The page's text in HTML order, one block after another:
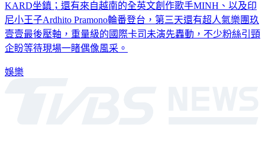
KARD坐鎮；還有來自越南的全英文創作歌手MINH、以及印
尼小王子Ardhito Pramono輪番登台，第三天還有超人氣樂團玖
壹壹最後壓軸，重量級的國際卡司未演先轟動，不少粉絲引頸
企盼等待現場一睹偶像風采。
娛樂